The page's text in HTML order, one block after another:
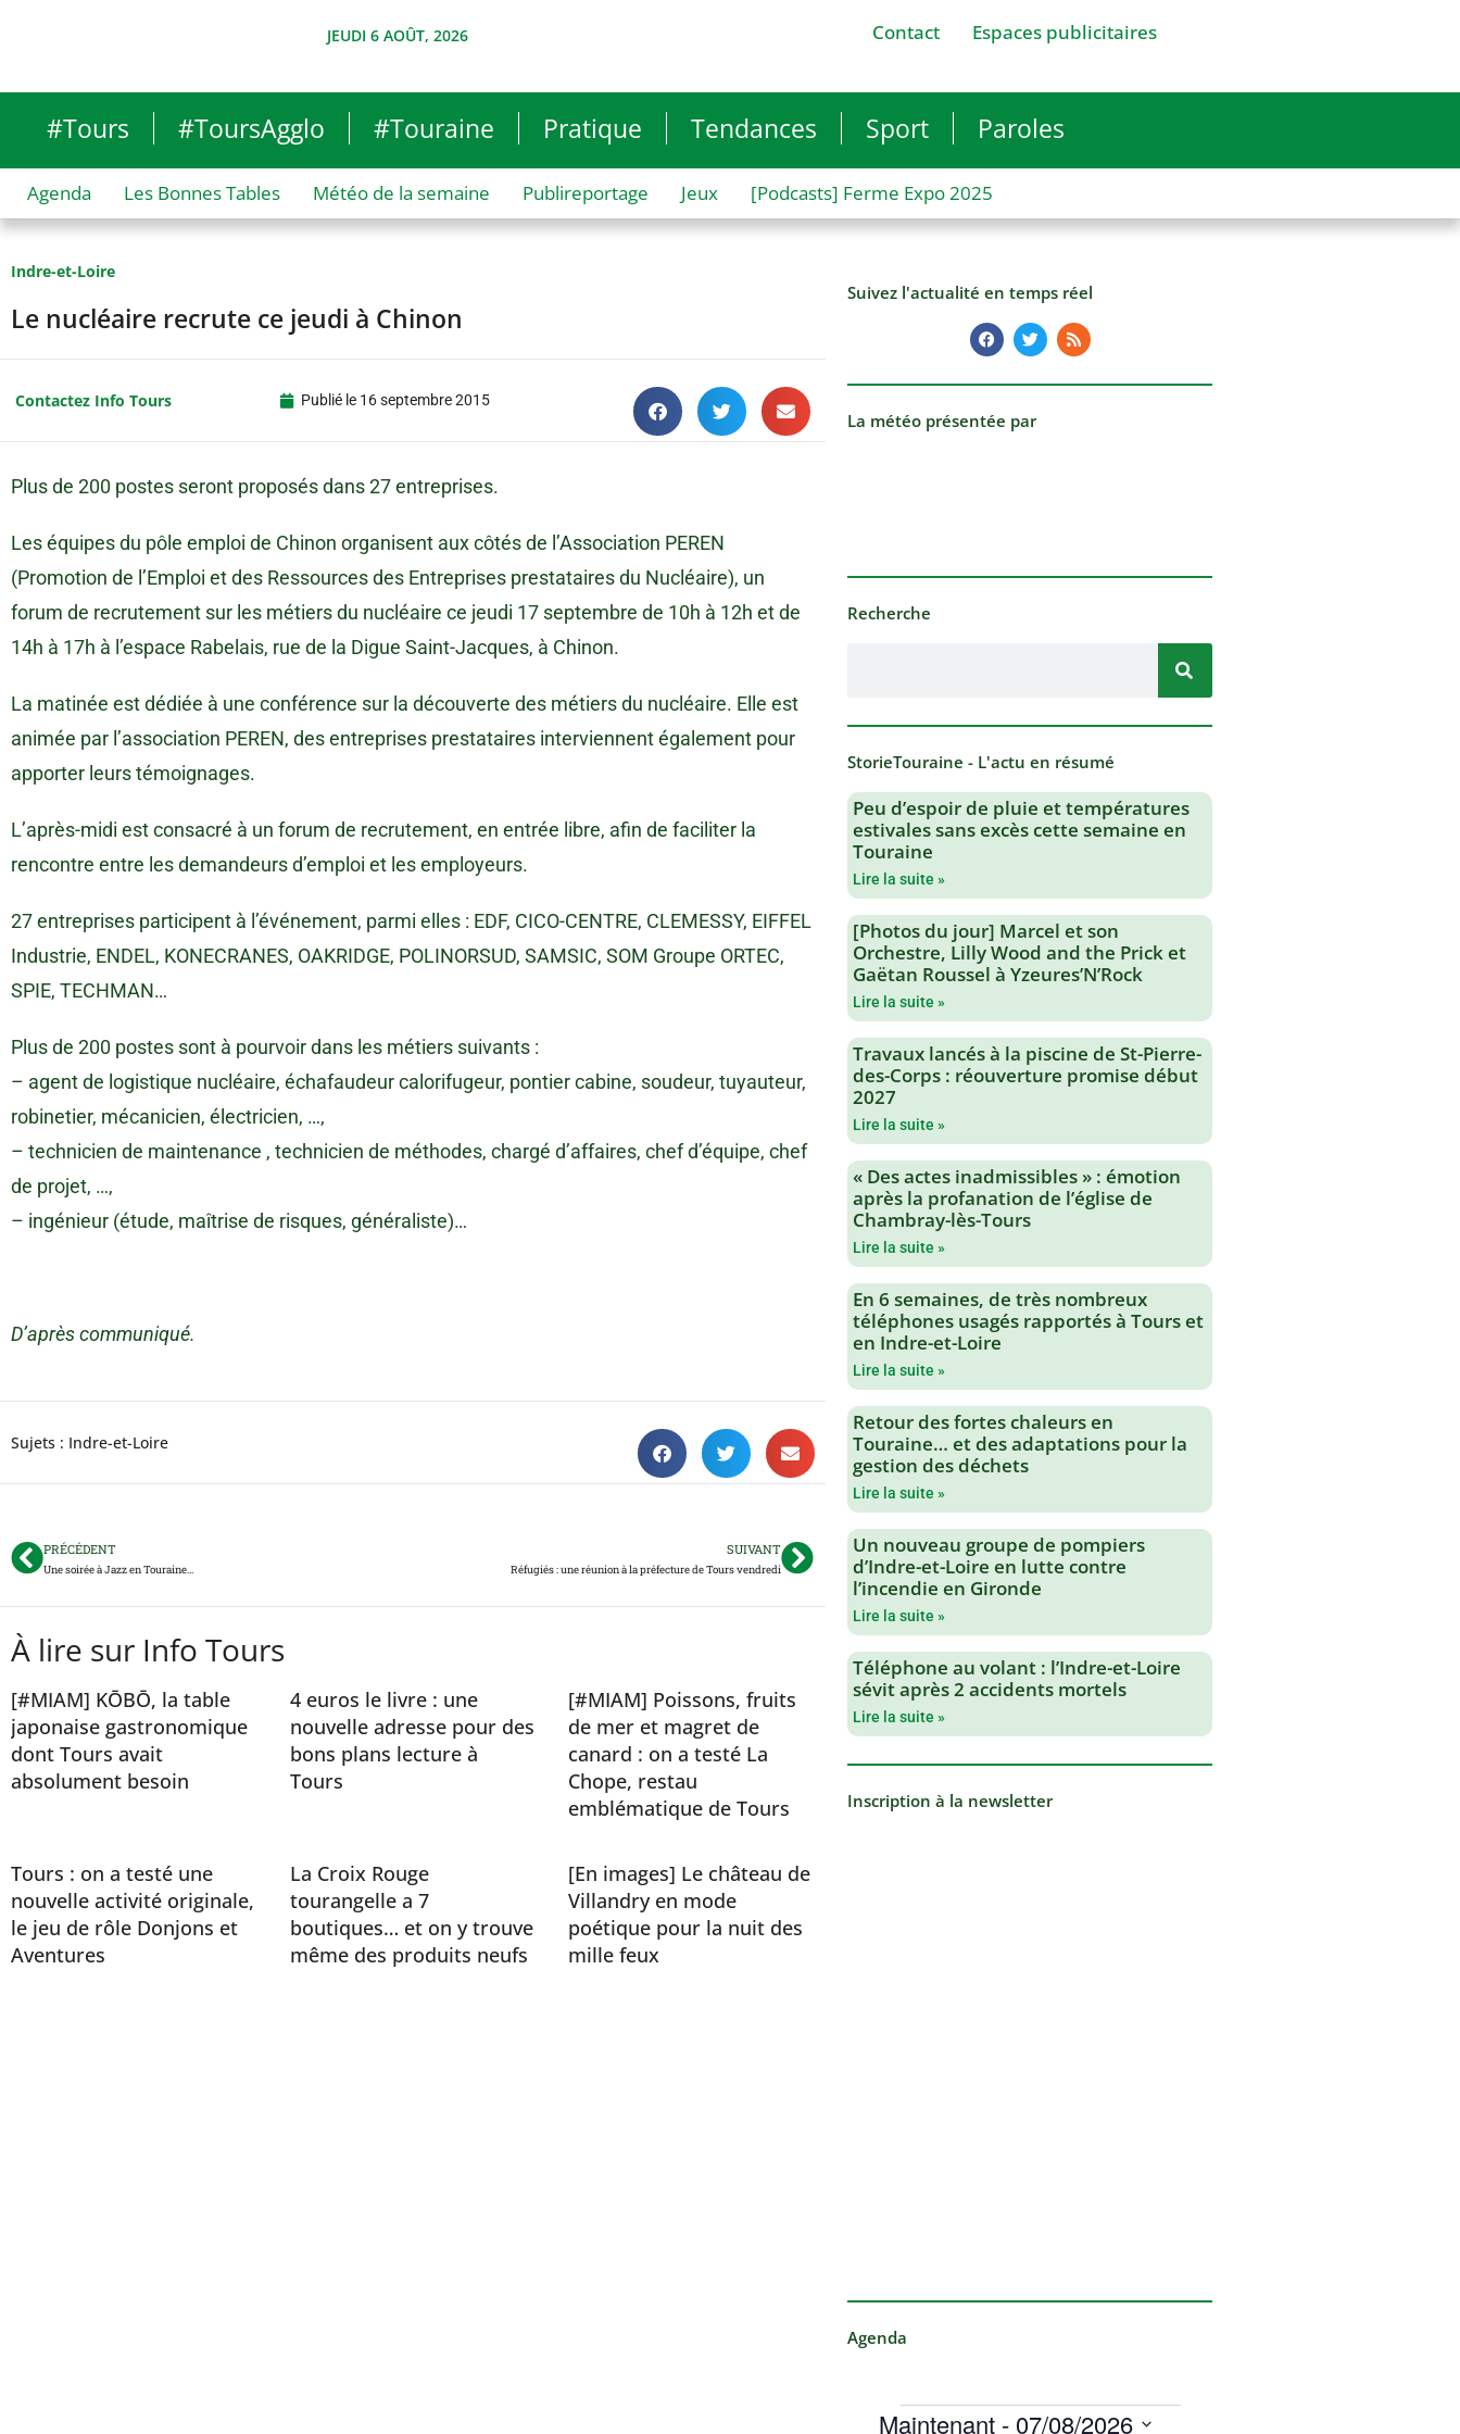
JEUDI 6 AOÛT, 2026 Contact Espaces publicitaires
#Tours #ToursAgglo #Touraine Pratique Tendances Sport Paroles
Agenda Les Bonnes Tables Météo de la semaine Publireportage Jeux [Podcasts] Ferme Expo 2025
Indre-et-Loire
Le nucléaire recrute ce jeudi à Chinon
Contactez Info Tours Publié le 16 septembre 2015
Plus de 200 postes seront proposés dans 27 entreprises.
Les équipes du pôle emploi de Chinon organisent aux côtés de l’Association PEREN
(Promotion de l’Emploi et des Ressources des Entreprises prestataires du Nucléaire), un
forum de recrutement sur les métiers du nucléaire ce jeudi 17 septembre de 10h à 12h et de
14h à 17h à l’espace Rabelais, rue de la Digue Saint-Jacques, à Chinon.
La matinée est dédiée à une conférence sur la découverte des métiers du nucléaire. Elle est
animée par l’association PEREN, des entreprises prestataires interviennent également pour
apporter leurs témoignages.
L’après-midi est consacré à un forum de recrutement, en entrée libre, afin de faciliter la
rencontre entre les demandeurs d’emploi et les employeurs.
27 entreprises participent à l’événement, parmi elles : EDF, CICO-CENTRE, CLEMESSY, EIFFEL
Industrie, ENDEL, KONECRANES, OAKRIDGE, POLINORSUD, SAMSIC, SOM Groupe ORTEC,
SPIE, TECHMAN…
Plus de 200 postes sont à pourvoir dans les métiers suivants :
– agent de logistique nucléaire, échafaudeur calorifugeur, pontier cabine, soudeur, tuyauteur,
robinetier, mécanicien, électricien, …,
– technicien de maintenance , technicien de méthodes, chargé d’affaires, chef d’équipe, chef
de projet, …,
– ingénieur (étude, maîtrise de risques, généraliste)…
D’après communiqué.
Sujets : Indre-et-Loire
PRÉCÉDENT
Une soirée à Jazz en Touraine…
SUIVANT
Réfugiés : une réunion à la préfecture de Tours vendredi
À lire sur Info Tours
[#MIAM] KŌBŌ, la table
japonaise gastronomique
dont Tours avait
absolument besoin
4 euros le livre : une
nouvelle adresse pour des
bons plans lecture à
Tours
[#MIAM] Poissons, fruits
de mer et magret de
canard : on a testé La
Chope, restau
emblématique de Tours
Tours : on a testé une
nouvelle activité originale,
le jeu de rôle Donjons et
Aventures
La Croix Rouge
tourangelle a 7
boutiques… et on y trouve
même des produits neufs
[En images] Le château de
Villandry en mode
poétique pour la nuit des
mille feux
Suivez l'actualité en temps réel
La météo présentée par
Recherche
StorieTouraine - L'actu en résumé
Peu d’espoir de pluie et températures
estivales sans excès cette semaine en
Touraine
Lire la suite »
[Photos du jour] Marcel et son
Orchestre, Lilly Wood and the Prick et
Gaëtan Roussel à Yzeures’N’Rock
Lire la suite »
Travaux lancés à la piscine de St-Pierre-
des-Corps : réouverture promise début
2027
Lire la suite »
« Des actes inadmissibles » : émotion
après la profanation de l’église de
Chambray-lès-Tours
Lire la suite »
En 6 semaines, de très nombreux
téléphones usagés rapportés à Tours et
en Indre-et-Loire
Lire la suite »
Retour des fortes chaleurs en
Touraine… et des adaptations pour la
gestion des déchets
Lire la suite »
Un nouveau groupe de pompiers
d’Indre-et-Loire en lutte contre
l’incendie en Gironde
Lire la suite »
Téléphone au volant : l’Indre-et-Loire
sévit après 2 accidents mortels
Lire la suite »
Inscription à la newsletter
Agenda
Maintenant - 07/08/2026